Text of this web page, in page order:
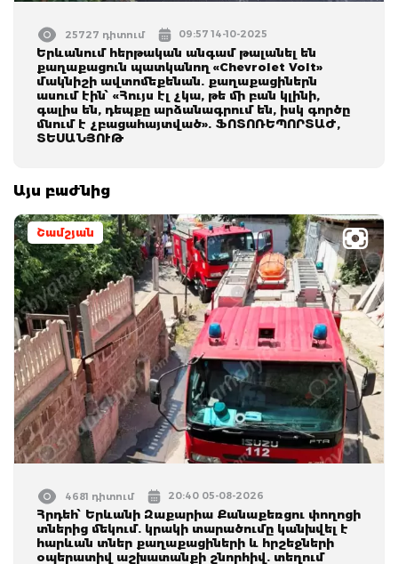
25727 դիտում 09:57 14-10-2025
Երևանում հերթական անգամ թալանել են
քաղաքացուն պատկանող «Chevrolet Volt»
մակնիշի ավտոմեքենան. քաղաքացիներն
ասում էին՝ «Հույս էլ չկա, թե մի բան կլինի,
գալիս են, դեպքը արձանագրում են, իսկ գործը
մնում է չբացահայտված». ՖՈՏՈՌԵՊՈՐՏԱԺ,
ՏԵՍԱՆՅՈՒԹ
Այս բաժնից
Շամշյան
4681 դիտում 20:40 05-08-2026
Հրդեհ՝ Երևանի Զաքարիա Քանաքեռցու փողոցի
տներից մեկում. կրակի տարածումը կանխվել է
հարևան տներ քաղաքացիների և հրշեջների
օպերատիվ աշխատանքի շնորհիվ. տեղում